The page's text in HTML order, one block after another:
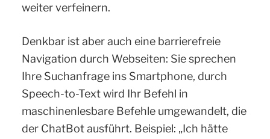
weiter verfeinern.
Denkbar ist aber auch eine barrierefreie
Navigation durch Webseiten: Sie sprechen
Ihre Suchanfrage ins Smartphone, durch
Speech-to-Text wird Ihr Befehl in
maschinenlesbare Befehle umgewandelt, die
der ChatBot ausführt. Beispiel: „Ich hätte